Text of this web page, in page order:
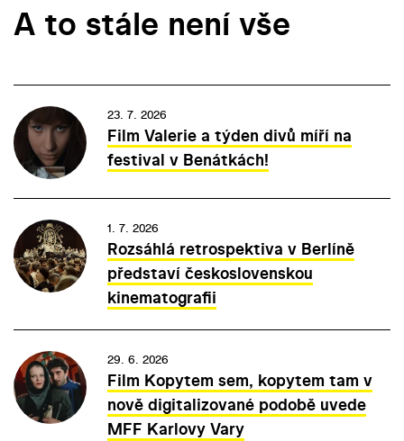
A to stále není vše
23. 7. 2026
Film Valerie a týden divů míří na
festival v Benátkách!
1. 7. 2026
Rozsáhlá retrospektiva v Berlíně
představí československou
kinematografii
29. 6. 2026
Film Kopytem sem, kopytem tam v
nově digitalizované podobě uvede
MFF Karlovy Vary